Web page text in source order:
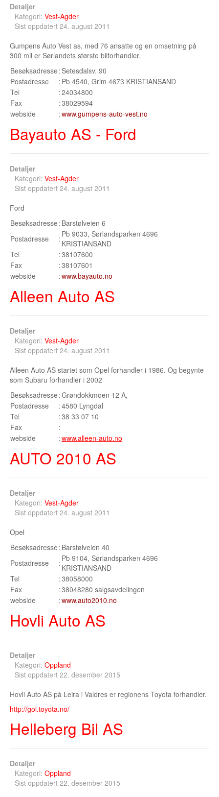
Buskerud
Bilmerke sider
Finnmark
Hedmark
Hordaland
Møre og Romsdal
Nord Trøndelag
Oslo
Oppland
Rogaland
Sogn og Fjordane
Telemark
Nordland
Vestfold
Bruktbil Forhandler
Detaljer
Kategori: Vest-Agder
Sist oppdatert 24. august 2011
Gumpens Auto Vest as, med 76 ansatte og en omsetning på
300 mil er Sørlandets største bilforhandler.
Besøksadresse :Setesdalsv. 90
Postadresse
: Pb 4540, Grim 4673 KRISTIANSAND
Tel
:24034800
Fax
:38029594
webside
:www.gumpens-auto-vest.no
Bayauto AS - Ford
Detaljer
Kategori: Vest-Agder
Sist oppdatert 24. august 2011
Ford
Besøksadresse : Barstølveien 6
Postadresse
: Pb 9033, Sørlandsparken 4696
KRISTIANSAND
Tel
:38107600
Fax
:38107601
webside
:www.bayauto.no
Alleen Auto AS
Detaljer
Kategori: Vest-Agder
Sist oppdatert 24. august 2011
Alleen Auto AS startet som Opel forhandler i 1986. Og begynte
som Subaru forhandler i 2002
Besøksadresse :Grøndokkmoen 12 A,
Postadresse
:4580 Lyngdal
Tel
:38 33 07 10
Fax
:
webside
:www.alleen-auto.no
AUTO 2010 AS
Detaljer
Kategori: Vest-Agder
Sist oppdatert 24. august 2011
Opel
Besøksadresse : Barstølveien 40
Postadresse
: Pb 9104, Sørlandsparken 4696
KRISTIANSAND
Tel
:38058000
Fax
:38048280 salgsavdelingen
webside
:www.auto2010.no
Hovli Auto AS
Detaljer
Kategori: Oppland
Sist oppdatert 22. desember 2015
Hovli Auto AS på Leira i Valdres er regionens Toyota forhandler.
http://gol.toyota.no/
Helleberg Bil AS
Detaljer
Kategori: Oppland
Sist oppdatert 22. desember 2015